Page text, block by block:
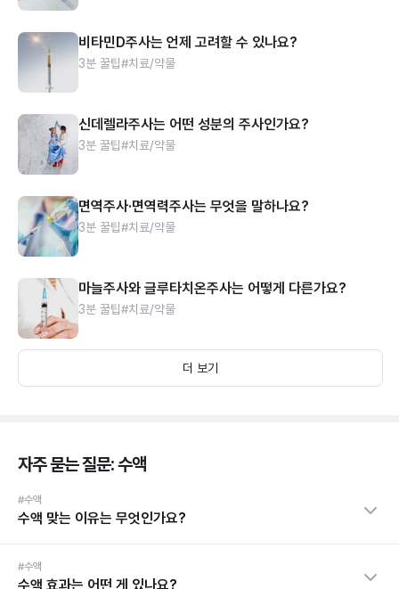
비타민D주사는 언제 고려할 수 있나요?
3분 꿀팁#치료/약물
신데렐라주사는 어떤 성분의 주사인가요?
3분 꿀팁#치료/약물
면역주사·면역력주사는 무엇을 말하나요?
3분 꿀팁#치료/약물
마늘주사와 글루타치온주사는 어떻게 다른가요?
3분 꿀팁#치료/약물
더 보기
자주 묻는 질문: 수액
#수액
수액 맞는 이유는 무엇인가요?
#수액
수액 효과는 어떤 게 있나요?